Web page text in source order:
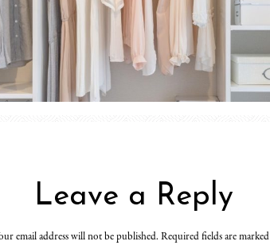
Leave a Reply
email address will not be published. Required fields are marked